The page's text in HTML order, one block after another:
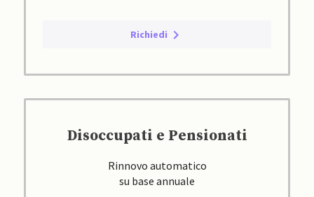
Richiedi
Disoccupati e Pensionati
Rinnovo automatico
su base annuale